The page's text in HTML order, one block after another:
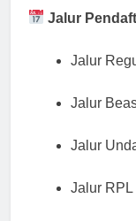
Jalur
Jalur
Jalur
Jalur
Jalur